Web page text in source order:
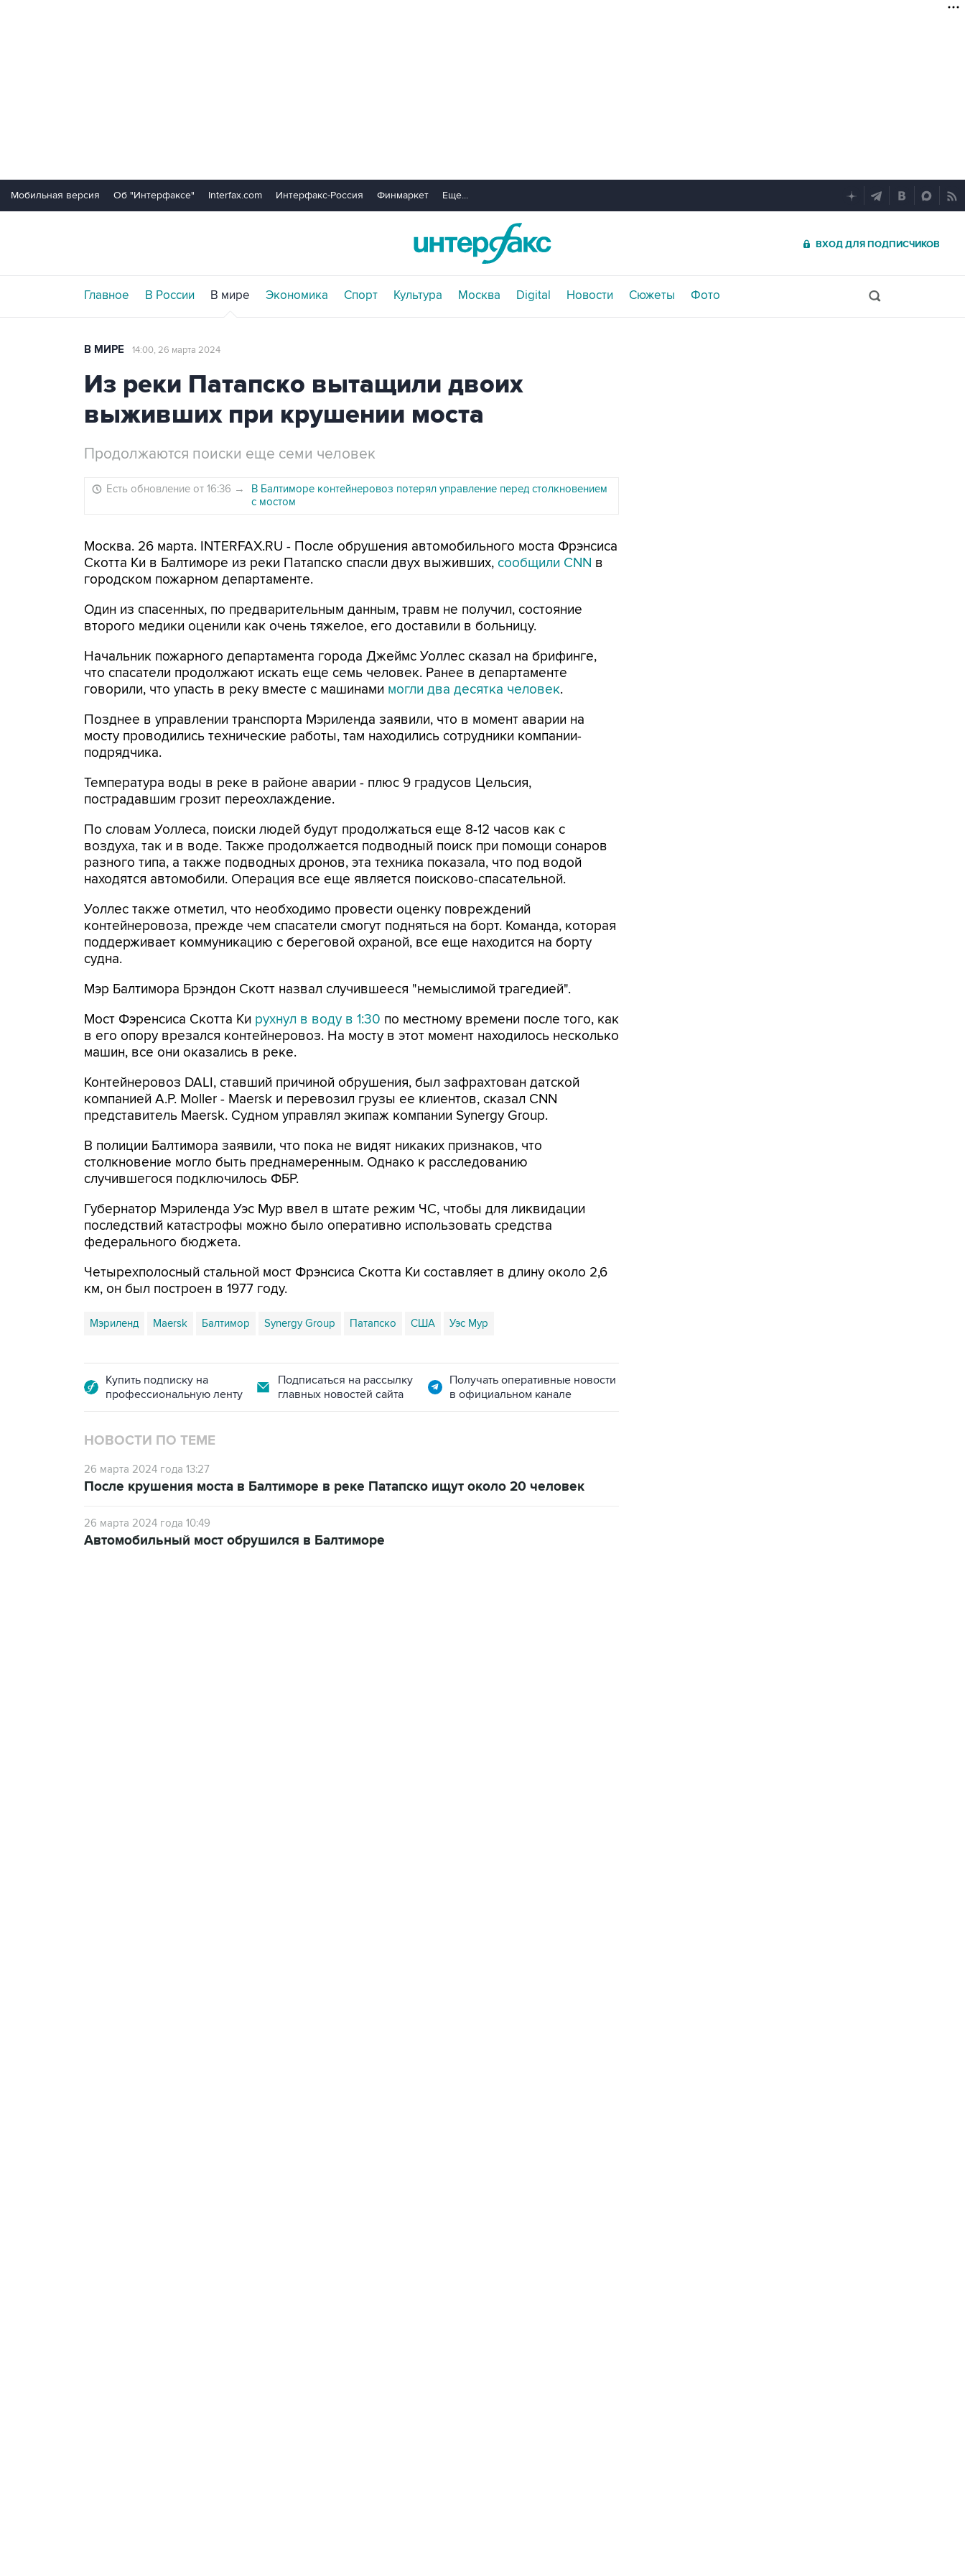
Мобильная версия Об "Интерфаксе" Interfax.com Интерфакс-Россия Финмаркет Еще...
ВХОД ДЛЯ ПОДПИСЧИКОВ
Главное В России В мире Экономика Спорт Культура Москва Digital Новости Сюжеты Фото
В МИРЕ 14:00, 26 марта 2024
Из реки Патапско вытащили двоих
выживших при крушении моста
Продолжаются поиски еще семи человек
Есть обновление от 16:36 →
В Балтиморе контейнеровоз потерял управление перед столкновением
с мостом
Москва. 26 марта. INTERFAX.RU - После обрушения автомобильного моста Фрэнсиса
Скотта Ки в Балтиморе из реки Патапско спасли двух выживших, сообщили CNN в
городском пожарном департаменте.
Один из спасенных, по предварительным данным, травм не получил, состояние
второго медики оценили как очень тяжелое, его доставили в больницу.
Начальник пожарного департамента города Джеймс Уоллес сказал на брифинге,
что спасатели продолжают искать еще семь человек. Ранее в департаменте
говорили, что упасть в реку вместе с машинами могли два десятка человек.
Позднее в управлении транспорта Мэриленда заявили, что в момент аварии на
мосту проводились технические работы, там находились сотрудники компании-
подрядчика.
Температура воды в реке в районе аварии - плюс 9 градусов Цельсия,
пострадавшим грозит переохлаждение.
По словам Уоллеса, поиски людей будут продолжаться еще 8-12 часов как с
воздуха, так и в воде. Также продолжается подводный поиск при помощи сонаров
разного типа, а также подводных дронов, эта техника показала, что под водой
находятся автомобили. Операция все еще является поисково-спасательной.
Уоллес также отметил, что необходимо провести оценку повреждений
контейнеровоза, прежде чем спасатели смогут подняться на борт. Команда, которая
поддерживает коммуникацию с береговой охраной, все еще находится на борту
судна.
Мэр Балтимора Брэндон Скотт назвал случившееся "немыслимой трагедией".
Мост Фэренсиса Скотта Ки рухнул в воду в 1:30 по местному времени после того, как
в его опору врезался контейнеровоз. На мосту в этот момент находилось несколько
машин, все они оказались в реке.
Контейнеровоз DALI, ставший причиной обрушения, был зафрахтован датской
компанией A.P. Moller - Maersk и перевозил грузы ее клиентов, сказал CNN
представитель Maersk. Судном управлял экипаж компании Synergy Group.
В полиции Балтимора заявили, что пока не видят никаких признаков, что
столкновение могло быть преднамеренным. Однако к расследованию
случившегося подключилось ФБР.
Губернатор Мэриленда Уэс Мур ввел в штате режим ЧС, чтобы для ликвидации
последствий катастрофы можно было оперативно использовать средства
федерального бюджета.
Четырехполосный стальной мост Фрэнсиса Скотта Ки составляет в длину около 2,6
км, он был построен в 1977 году.
Мэриленд Maersk Балтимор Synergy Group Патапско США Уэс Мур
Купить подписку на
профессиональную ленту
Подписаться на рассылку
главных новостей сайта
Получать оперативные новости
в официальном канале
НОВОСТИ ПО ТЕМЕ
26 марта 2024 года 13:27
После крушения моста в Балтиморе в реке Патапско ищут около 20 человек
26 марта 2024 года 10:49
Автомобильный мост обрушился в Балтиморе